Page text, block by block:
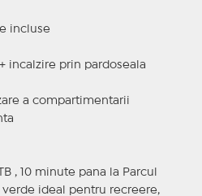
incluse
incalzire prin pardoseala
a compartimentarii
, 10 minute pana la Parcul
verde ideal pentru recreere,